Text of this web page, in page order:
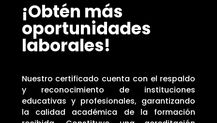
¡Obtén más
oportunidades
laborales!
Nuestro certificado cuenta con el respaldo
y reconocimiento de instituciones
educativas y profesionales, garantizando
la calidad académica de la formación